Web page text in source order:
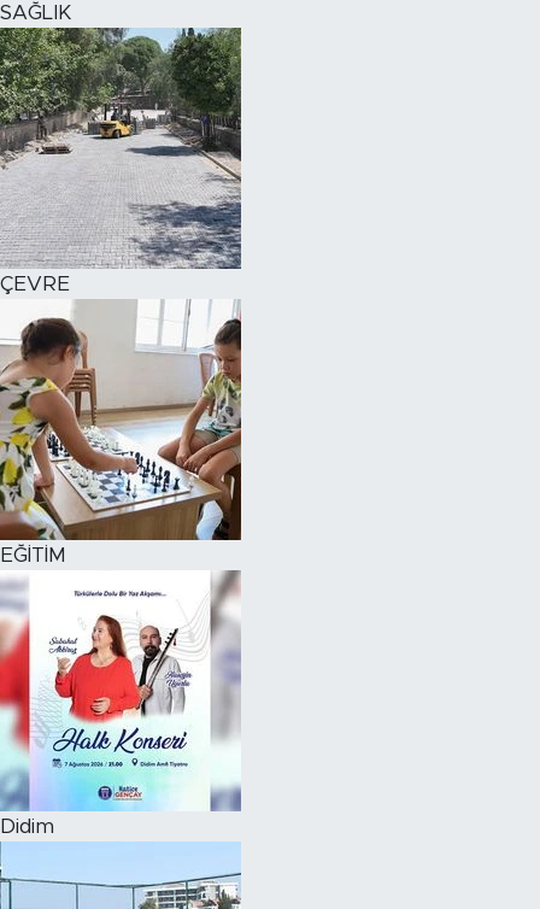
SAĞLIK
ÇEVRE
EĞİTİM
Didim